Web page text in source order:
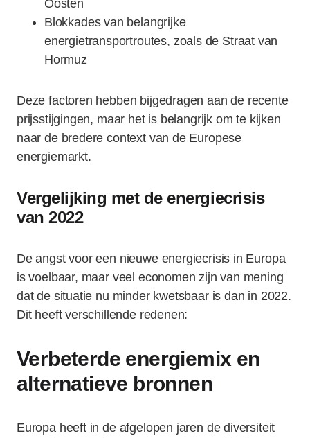
Oosten
Blokkades van belangrijke
energietransportroutes, zoals de Straat van
Hormuz
Deze factoren hebben bijgedragen aan de recente
prijsstijgingen, maar het is belangrijk om te kijken
naar de bredere context van de Europese
energiemarkt.
Vergelijking met de energiecrisis
van 2022
De angst voor een nieuwe energiecrisis in Europa
is voelbaar, maar veel economen zijn van mening
dat de situatie nu minder kwetsbaar is dan in 2022.
Dit heeft verschillende redenen:
Verbeterde energiemix en
alternatieve bronnen
Europa heeft in de afgelopen jaren de diversiteit